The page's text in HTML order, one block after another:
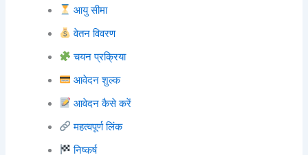
आयु सीमा
वेतन विवरण
चयन प्रक्रिया
आवेदन शुल्क
आवेदन कैसे करें
महत्वपूर्ण लिंक
निष्कर्ष